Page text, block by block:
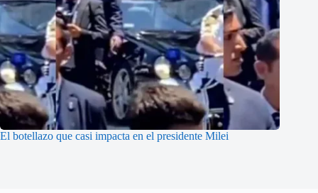
El botellazo que casi impacta en el presidente Milei